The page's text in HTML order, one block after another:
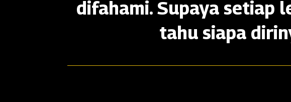
difahami. Supaya setiap
tahu siapa